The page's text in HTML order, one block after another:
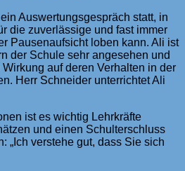
Auswertungsgespräch statt, in
die zuverlässige und fast immer
Pausenaufsicht loben kann. Ali ist
der Schule sehr angesehen und
auf deren Verhalten in der
Herr Schneider unterrichtet Ali
ist es wichtig Lehrkräfte
und einen Schulterschluss
„Ich verstehe gut, dass Sie sich